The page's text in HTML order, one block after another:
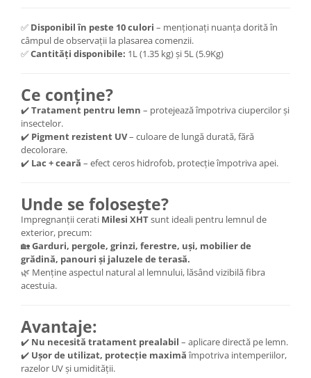
✅ Disponibil în peste 10 culori – menționați nuanța dorită în
câmpul de observații la plasarea comenzii.
✅Cantități disponibile: 1L (1.35 kg) și 5L (5.9Kg)
Ce conține?
✔️Tratament pentru lemn – protejează împotriva ciupercilor și
insectelor.
✔️ Pigment rezistent UV– culoare de lungă durată, fără
decolorare.
✔️ Lac + ceară – efect ceros hidrofob, protecție împotriva apei.
Unde se folosește?
Impregnanții cerati Milesi XHTsunt ideali pentru lemnul de
exterior, precum:
🏡Garduri, pergole, grinzi, ferestre, uși, mobilier de
grădină, panouri și jaluzele de terasă.
🌿 Menține aspectul natural al lemnului, lăsând vizibilă fibra
acestuia.
Avantaje:
✔️ Nu necesită tratament prealabil – aplicare directă pe lemn.
✔️ Ușor de utilizat, protecție maximăîmpotriva intemperiilor,
razelor UV și umidității.